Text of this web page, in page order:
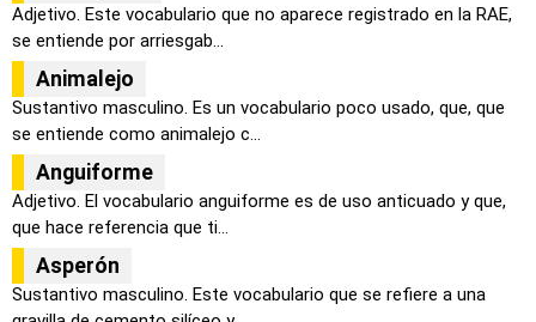
Adjetivo. Este vocabulario que no aparece registrado en la RAE,
se entiende por arriesgab...
Animalejo
Sustantivo masculino. Es un vocabulario poco usado, que, que
se entiende como animalejo c...
Anguiforme
Adjetivo. El vocabulario anguiforme es de uso anticuado y que,
que hace referencia que ti...
Asperón
Sustantivo masculino. Este vocabulario que se refiere a una